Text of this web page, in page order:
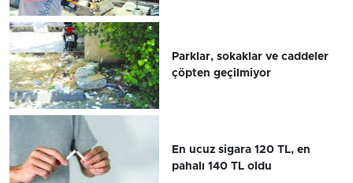
Parklar, sokaklar ve caddeler
çöpten geçilmiyor
En ucuz sigara 120 TL, en
pahalı 140 TL oldu